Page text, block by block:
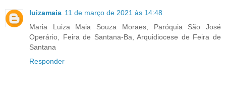
luizamaia 11 de março de 2021 às 14:48
Maria Luiza Maia Souza Moraes, Paróquia São José
Operário, Feira de Santana-Ba, Arquidiocese de Feira de
Santana
Responder